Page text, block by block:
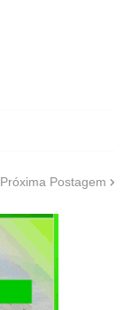
Próxima Postagem